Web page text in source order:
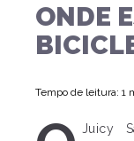
ONDE
Tempo de leitura: 1
Juicy